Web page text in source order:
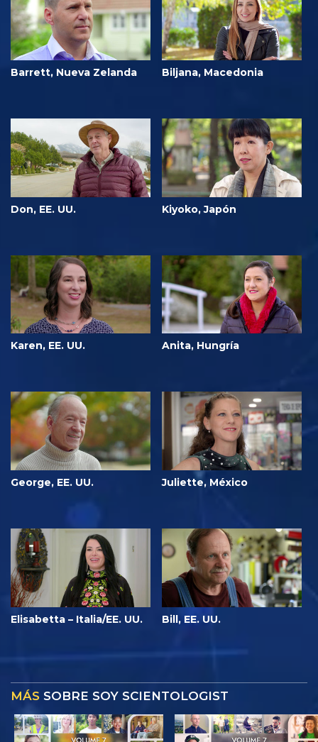
Barrett, Nueva Zelanda Biljana, Macedonia
Don, EE. UU. Kiyoko, Japón
Karen, EE. UU. Anita, Hungría
George, EE. UU. Juliette, México
Elisabetta – Italia/EE. UU. Bill, EE. UU.
MÁS SOBRE SOY SCIENTOLOGIST